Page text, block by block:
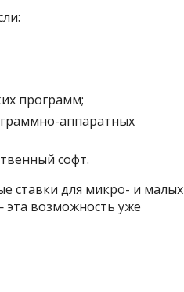
программ;
аппаратных
софт.
ставки для микро- и малых
возможность уже